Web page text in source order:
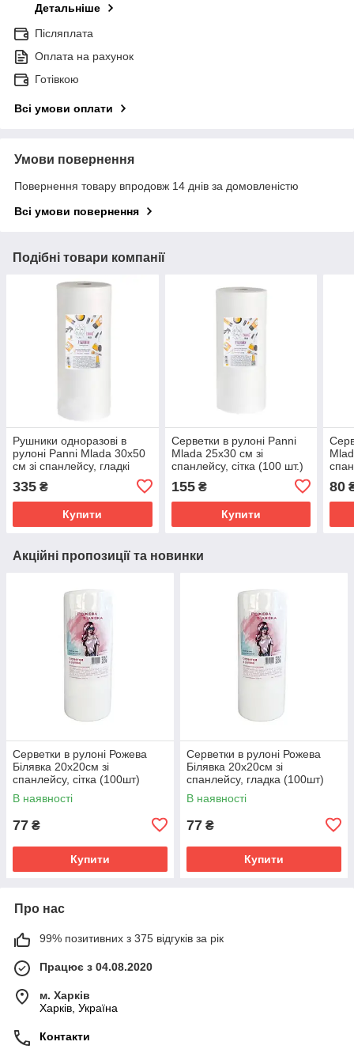
Детальніше
Післяплата
Оплата на рахунок
Готівкою
Всі умови оплати
Умови повернення
Повернення товару впродовж 14 днів за домовленістю
Всі умови повернення
Подібні товари компанії
Рушники одноразові в
рулоні Panni Mlada 30х50
см зі спанлейсу, гладкі
335 ₴
Купити
Серветки в рулоні Panni
Mlada 25х30 см зі
спанлейсу, сітка (100 шт.)
155₴
Купити
80
Акційні пропозиції та новинки
Серветки в рулоні Рожева
Білявка 20х20см зі
спанлейсу, сітка (100шт)
В наявності
77 ₴
Купити
Серветки в рулоні Рожева
Білявка 20х20см зі
спанлейсу, гладка (100шт)
В наявності
77 ₴
Купити
Про нас
99% позитивних з 375 відгуків за рік
Працює з 04.08.2020
м. Харків
Харків, Україна
Контакти